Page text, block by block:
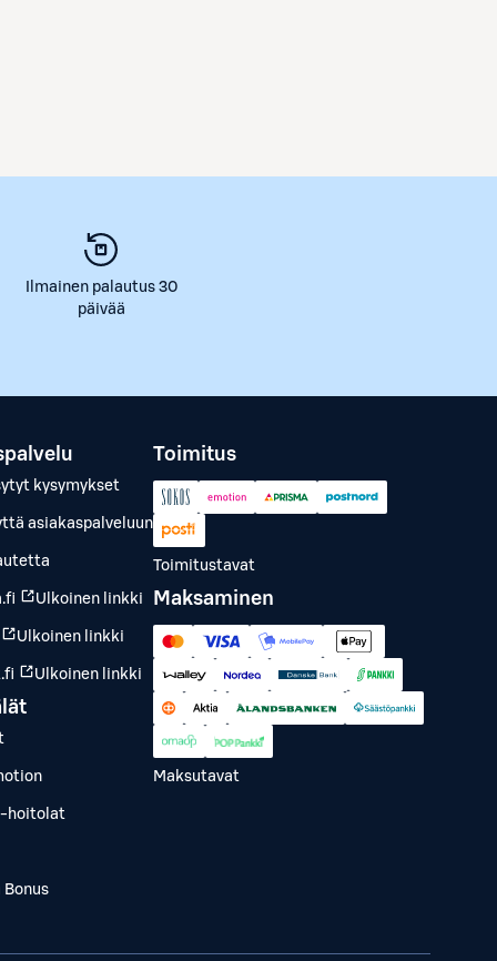
Ilmainen palautus 30
päivää
kysymykset
asiakaspalveluun
Ulkoinen linkki
Ulkoinen linkki
Ulkoinen linkki
-hoitolat
Toimitus
Toimitustavat
Maksaminen
Maksutavat